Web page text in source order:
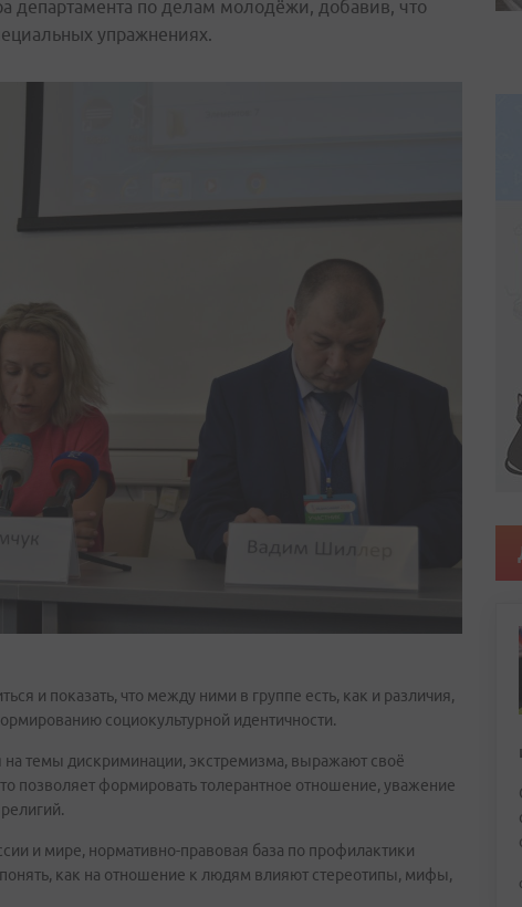
департамента по делам молодёжи, добавив, что
упражнениях.
и показать, что между ними в группе есть, как и различия,
социокультурной идентичности.
на темы дискриминации, экстремизма, выражают своё
позволяет формировать толерантное отношение, уважение
и мире, нормативно-правовая база по профилактики
как на отношение к людям влияют стереотипы, мифы,